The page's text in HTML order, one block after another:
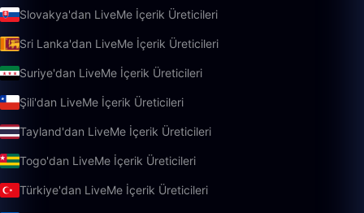
Slovakya'dan LiveMe İçerik Üreticileri
Sri Lanka'dan LiveMe İçerik Üreticileri
Suriye'dan LiveMe İçerik Üreticileri
Şili'dan LiveMe İçerik Üreticileri
Tayland'dan LiveMe İçerik Üreticileri
Togo'dan LiveMe İçerik Üreticileri
Türkiye'dan LiveMe İçerik Üreticileri